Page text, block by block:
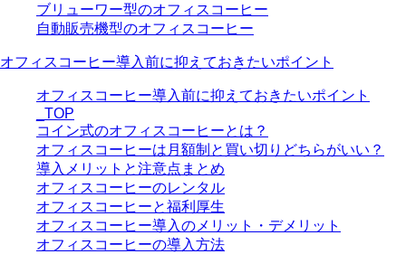
ブリューワー型のオフィスコーヒー
自動販売機型のオフィスコーヒー
オフィスコーヒー導入前に抑えておきたいポイント
オフィスコーヒー導入前に抑えておきたいポイント
_TOP
コイン式のオフィスコーヒーとは？
オフィスコーヒーは月額制と買い切りどちらがいい？
導入メリットと注意点まとめ
オフィスコーヒーのレンタル
オフィスコーヒーと福利厚生
オフィスコーヒー導入のメリット・デメリット
オフィスコーヒーの導入方法